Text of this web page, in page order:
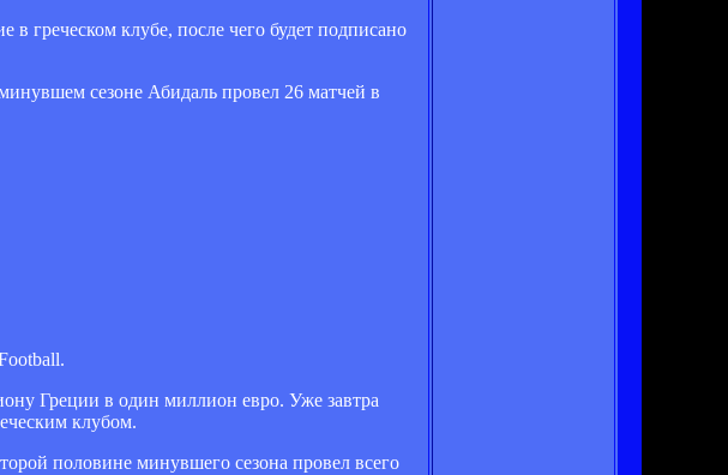
греческом клубе, после чего будет подписано
сезоне Абидаль провел 26 матчей в
Греции в один миллион евро. Уже завтра
клубом.
половине минувшего сезона провел всего